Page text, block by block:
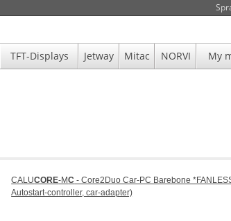
TFT-Displays Jetway Mitac NORVI My
CALUCORE-MC - Core2Duo Car-PC Barebone
Autostart-controller, car-adapter)